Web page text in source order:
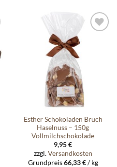
Auf die
Wunschliste
Esther Schokoladen Bruch
Haselnuss – 150g
Vollmilchschokolade
9,95€
zzgl.Versandkosten
Grundpreis66,33€/kg